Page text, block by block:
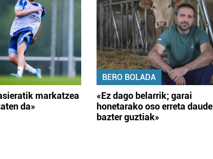
markatzea
da»
BERO BOLADA
«Ez dago belarrik; garai
honetarako oso erreta daude
bazter guztiak»